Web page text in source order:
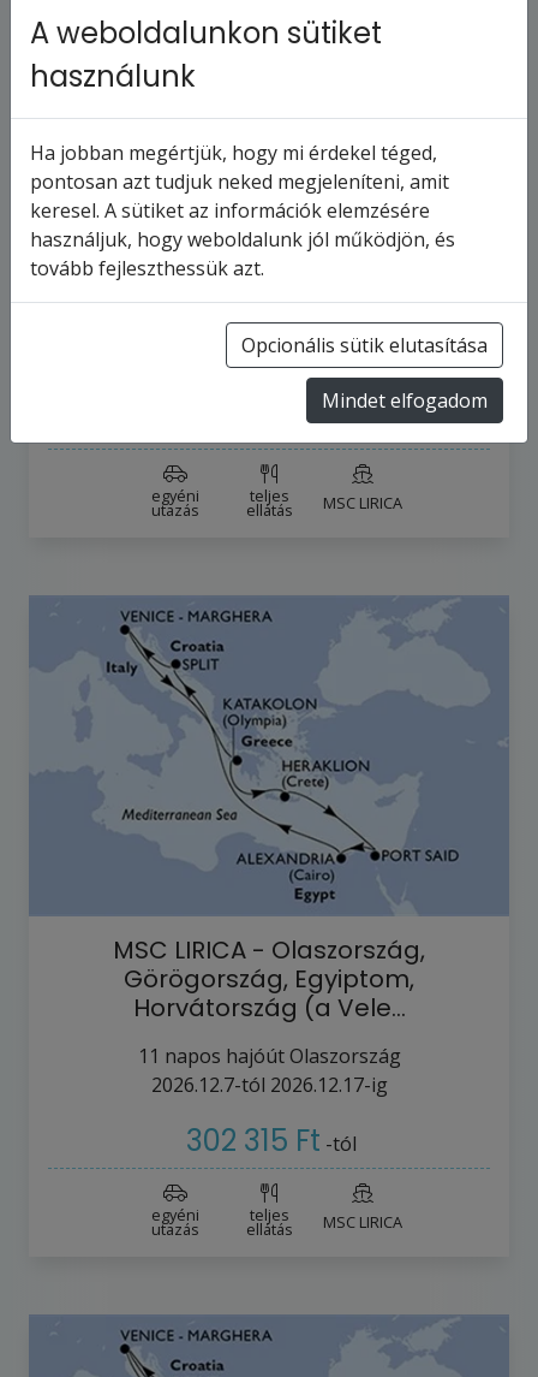
MSC LIRICA - Olaszország,
Horvátország, Görögország, Ciprus,
napos hajóútOlaszország
2027.3.13-tól2027.3.26-ig
443 072 Ft-tól
egyéni
utazás
teljes
ellátás MSC LIRICA
MSC LIRICA - Olaszország,
Görögország, Egyiptom,
Horvátország (a Vele…
11 napos hajóútOlaszország
2026.12.7-tól 2026.12.17-ig
302 315 Ft -tól
egyéni
utazás
teljes
ellátás MSC LIRICA
A weboldalunkon sütiket
használunk
Ha jobban megértjük, hogy mi érdekel téged,
pontosan azt tudjuk neked megjeleníteni, amit
keresel. A sütiket az információk elemzésére
használjuk, hogy weboldalunk jól működjön, és
tovább fejleszthessük azt.
Opcionális sütik elutasítása
Mindet elfogadom